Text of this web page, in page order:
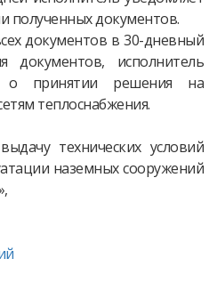
полученных документов.
документов в 30-дневный
документов, исполнитель
о принятии решения на
теплоснабжения.
технических условий
наземных сооружений